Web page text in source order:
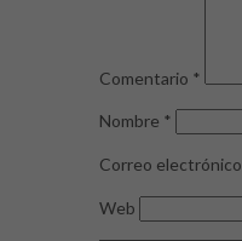
Comentario *
Nombre *
Correo electrónico
Web